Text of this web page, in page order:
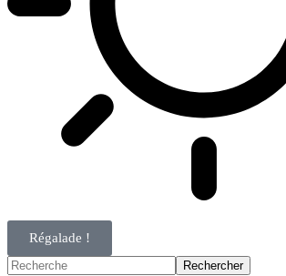
Régalade !